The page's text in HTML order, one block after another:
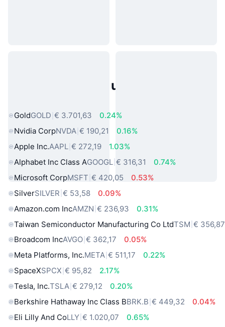
Populaire activa uit de echte
GoldGOLD € 3.701,63
0.24%
Nvidia CorpNVDA € 190,21
0.16%
Apple Inc.AAPL € 272,19
1.03%
Alphabet Inc Class AGOOGL € 316,31
0.74%
Microsoft CorpMSFT € 420,05
0.53%
SilverSILVER € 53,58
0.09%
Amazon.com IncAMZN € 236,93
0.31%
Taiwan Semiconductor Manufacturing Co LtdTSM € 356,87
Broadcom IncAVGO € 362,17
0.05%
Meta Platforms, Inc.META € 511,17
0.22%
SpaceXSPCX € 95,82
2.17%
Tesla, Inc.TSLA € 279,12
0.20%
Berkshire Hathaway Inc Class BBRK.B € 449,32
0.04%
Eli Lilly And CoLLY € 1.020,07
0.65%